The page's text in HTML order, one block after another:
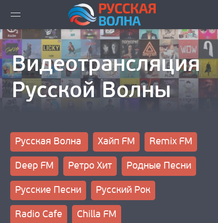
ВИДЕО LIVE
НОВОСТИ
НОВИНКИ ЭФИРА
СКАЧАТЬ ЭФИР
КАК СЛУШАТЬ!?
ГОРОДА ВЕЩАНИЯ
О НАС
Видеотрансляция
Русской Волны
Русская Волна Хайп FM Remix FM
Deep FM Ретро Хит Родные Песни
Русские Песни Русский Рок
Radio Cafe Chilla FM